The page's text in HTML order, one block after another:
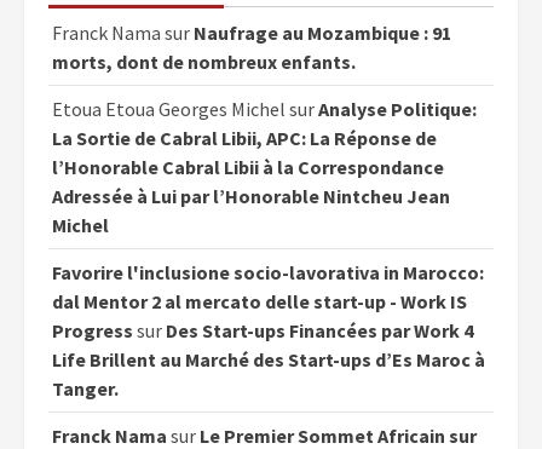
Franck Nama sur Naufrage au Mozambique : 91
morts, dont de nombreux enfants.
Etoua Etoua Georges Michel surAnalyse Politique:
La Sortie de Cabral Libii, APC: La Réponse de
l’Honorable Cabral Libii à la Correspondance
Adressée à Lui par l’Honorable Nintcheu Jean
Michel
Favorire l'inclusione socio-lavorativa in Marocco:
dal Mentor 2 al mercato delle start-up - Work IS
Progress sur Des Start-ups Financées par Work 4
Life Brillent au Marché des Start-ups d’Es Maroc à
Tanger.
Franck Nama sur Le Premier Sommet Africain sur